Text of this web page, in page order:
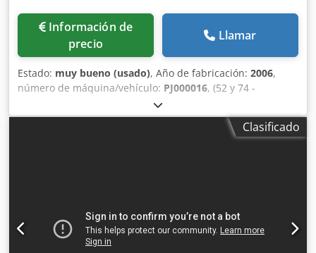
Información de
precio
Llamar
Estado: muy bueno (usado), Año de fabricación: 2006,
número de máquina/vehículo: PJ000016, (52 y 74 -
LICENCIA DE SOFTWARE PARA AMBOS FORMATOS) Tipo:
PJ.003.0000 Rendimiento: hasta 11 placas/hora
(dependiendo del tipo de placa utilizada) Formato: 52 y 74
81600 piezas Contador de exposiciones: 81322 piezas
Material total utilizado: 27988,8 m2 Total de todas las
Clasificado